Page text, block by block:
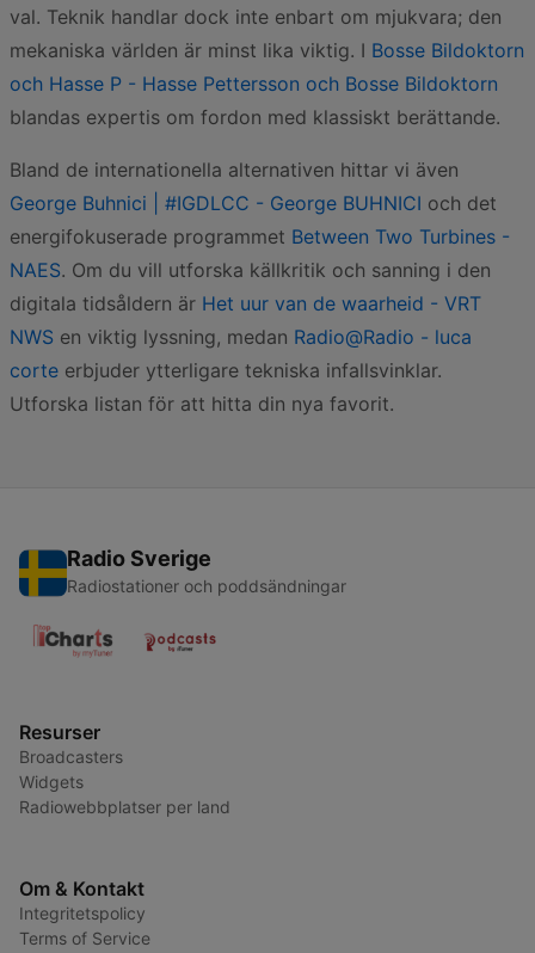
val. Teknik handlar dock inte enbart om mjukvara; den
mekaniska världen är minst lika viktig. I Bosse Bildoktorn
och Hasse P - Hasse Pettersson och Bosse Bildoktorn
blandas expertis om fordon med klassiskt berättande.
Bland de internationella alternativen hittar vi även
George Buhnici | #IGDLCC - George BUHNICI och det
energifokuserade programmet Between Two Turbines -
NAES. Om du vill utforska källkritik och sanning i den
digitala tidsåldern är Het uur van de waarheid - VRT
NWS en viktig lyssning, medan Radio@Radio - luca
corte erbjuder ytterligare tekniska infallsvinklar.
Utforska listan för att hitta din nya favorit.
Radio Sverige
Radiostationer och poddsändningar
Resurser
Broadcasters
Widgets
Radiowebbplatser per land
Om & Kontakt
Integritetspolicy
Terms of Service